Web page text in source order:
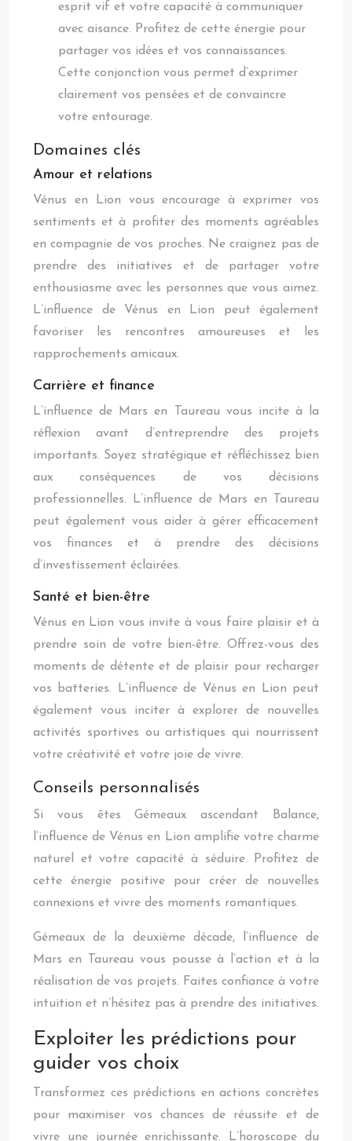
esprit vif et votre capacité à communiquer
avec aisance. Profitez de cette énergie pour
partager vos idées et vos connaissances.
Cette conjonction vous permet d’exprimer
clairement vos pensées et de convaincre
votre entourage.
Domaines clés
Amour et relations
Vénus en Lion vous encourage à exprimer vos
sentiments et à profiter des moments agréables
en compagnie de vos proches. Ne craignez pas de
prendre des initiatives et de partager votre
enthousiasme avec les personnes que vous aimez.
L’influence de Vénus en Lion peut également
favoriser les rencontres amoureuses et les
rapprochements amicaux.
Carrière et finance
L’influence de Mars en Taureau vous incite à la
réflexion avant d’entreprendre des projets
importants. Soyez stratégique et réfléchissez bien
aux conséquences de vos décisions
professionnelles. L’influence de Mars en Taureau
peut également vous aider à gérer efficacement
vos finances et à prendre des décisions
d’investissement éclairées.
Santé et bien-être
Vénus en Lion vous invite à vous faire plaisir et à
prendre soin de votre bien-être. Offrez-vous des
moments de détente et de plaisir pour recharger
vos batteries. L’influence de Vénus en Lion peut
également vous inciter à explorer de nouvelles
activités sportives ou artistiques qui nourrissent
votre créativité et votre joie de vivre.
Conseils personnalisés
Si vous êtes Gémeaux ascendant Balance,
l’influence de Vénus en Lion amplifie votre charme
naturel et votre capacité à séduire. Profitez de
cette énergie positive pour créer de nouvelles
connexions et vivre des moments romantiques.
Gémeaux de la deuxième décade, l’influence de
Mars en Taureau vous pousse à l’action et à la
réalisation de vos projets. Faites confiance à votre
intuition et n’hésitez pas à prendre des initiatives.
Exploiter les prédictions pour
guider vos choix
Transformez ces prédictions en actions concrètes
pour maximiser vos chances de réussite et de
vivre une journée enrichissante. L’horoscope du